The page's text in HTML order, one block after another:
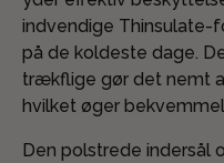
indvendige Thinsulate-
på de koldeste dage.
trækflige gør det nemt
hvilket øger
Den polstrede indersål